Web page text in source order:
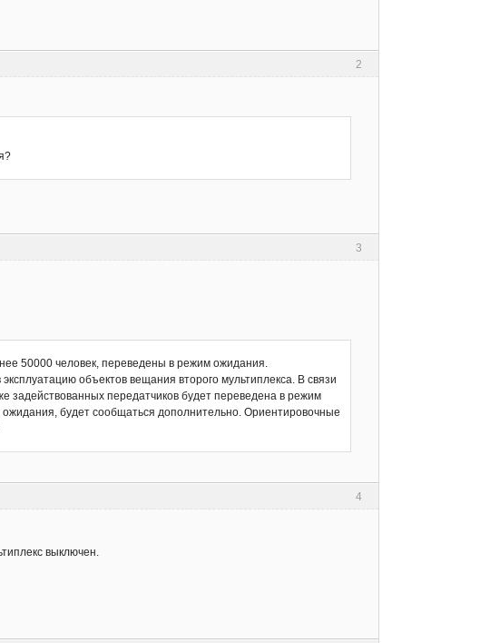
2
3
50000 человек, переведены в режим ожидания.
объектов вещания второго мультиплекса. В связи
задействованных передатчиков будет переведена в режим
будет сообщаться дополнительно. Ориентировочные
4
выключен.